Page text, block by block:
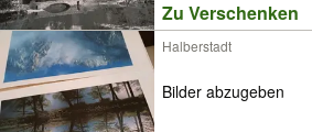
Zu Verschenken
Halberstadt
Bilder abzugeben